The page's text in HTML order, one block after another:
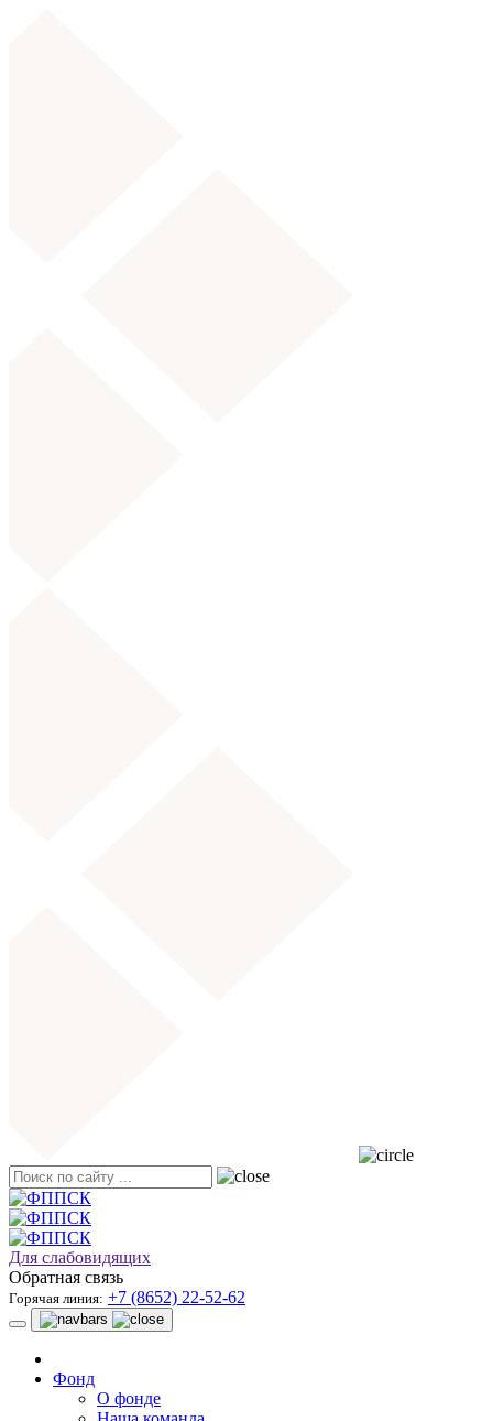
Для слабовидящих
Обратная связь
Горячая линия: +7 (8652) 22-52-62
Фонд
О фонде